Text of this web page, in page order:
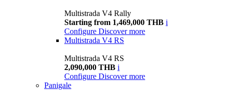
Multistrada V4 Rally
Starting from 1,469,000 THB i
Configure Discover more
Multistrada V4 RS
Multistrada V4 RS
2,090,000 THB i
Configure Discover more
Panigale